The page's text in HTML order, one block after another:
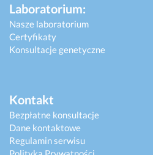
Laboratorium:
Nasze laboratorium
Certyfikaty
Konsultacje genetyczne
Kontakt
Bezpłatne konsultacje
Dane kontaktowe
Regulamin serwisu